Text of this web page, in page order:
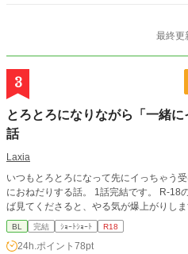
ふたりのアルバム計画は決裂してしまう。 高校最後の夏が、恋が、こんな終
最終更
3
とろとろになりながら「一緒
話
Laxia
いつもとろとろになって先にイっちゃう
におねだりする話。 1話完結です。 R-18のBL連載してますのでそちらも良けれ
ば見てくださると、やる気が爆上がりしま
BL 完結 ｼｮｰﾄｼｮｰﾄ R18
24h.ポイント 78pt